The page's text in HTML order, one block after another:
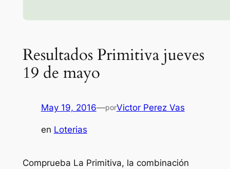
Resultados Primitiva jueves
19 de mayo
May 19, 2016—porVictor Perez Vas
en Loterias
Comprueba La Primitiva, la combinación